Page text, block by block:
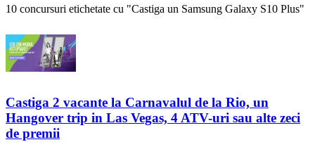
10 concursuri etichetate cu "Castiga un Samsung Galaxy S10 Plus"
Castiga 2 vacante la Carnavalul de la Rio, un
Hangover trip in Las Vegas, 4 ATV-uri sau alte zeci
de premii